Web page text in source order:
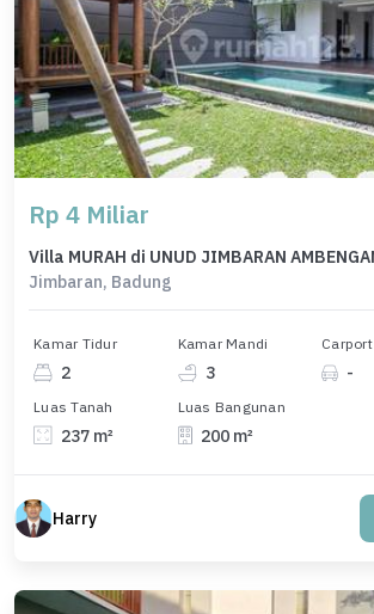
Rp 4 Miliar
Jimbaran, Badung
Kamar Tidur
2
Kamar Mandi
3
Carport
-
Luas Tanah
237 m²
Luas Bangunan
200 m²
Harry